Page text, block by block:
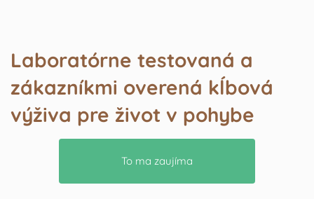
Laboratórne testovaná a
zákazníkmi overená kĺbová
výživa pre život v pohybe
To ma zaujíma